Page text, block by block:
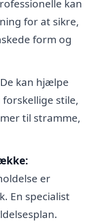
kan
for at sikre,
form og
De kan hjælpe
stile,
til stramme,
er
En specialist